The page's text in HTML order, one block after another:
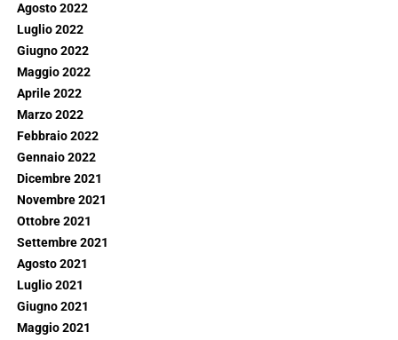
Agosto 2022
Luglio 2022
Giugno 2022
Maggio 2022
Aprile 2022
Marzo 2022
Febbraio 2022
Gennaio 2022
Dicembre 2021
Novembre 2021
Ottobre 2021
Settembre 2021
Agosto 2021
Luglio 2021
Giugno 2021
Maggio 2021